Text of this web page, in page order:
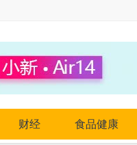
财经 食品健康